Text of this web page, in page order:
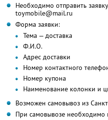
Необходимо отправить
toymobile@mail.ru
Форма заявки:
Тема — доставка
Ф.И.О.
Адрес доставки
Номер контактного
Номер купона
Наименование колонки и
Возможен самовывоз из
При самовывозе необходимо